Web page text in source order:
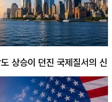
상승이 던진 국제질서의 신